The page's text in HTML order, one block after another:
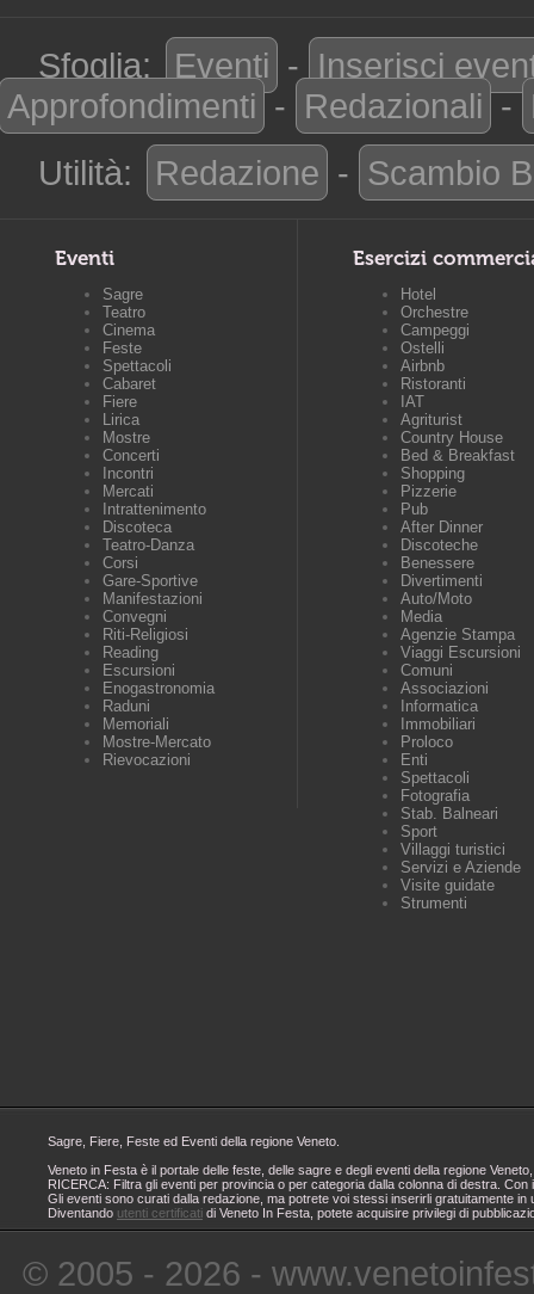
Sfoglia: Eventi - Inserisci
Approfondimenti - Redazionali -
Utilità:
Redazione - Scambio
Eventi
Sagre
Teatro
Cinema
Feste
Spettacoli
Cabaret
Fiere
Lirica
Mostre
Concerti
Incontri
Mercati
Intrattenimento
Discoteca
Teatro-Danza
Corsi
Gare-Sportive
Manifestazioni
Convegni
Riti-Religiosi
Reading
Escursioni
Enogastronomia
Raduni
Memoriali
Mostre-Mercato
Rievocazioni
Esercizi
Hotel
Orchestre
Campeggi
Ostelli
Airbnb
Ristoranti
IAT
Agriturist
Country House
Bed & Breakfast
Shopping
Pizzerie
Pub
After Dinner
Discoteche
Benessere
Divertimenti
Auto/Moto
Media
Agenzie Stampa
Viaggi Escursioni
Comuni
Associazioni
Informatica
Immobiliari
Proloco
Enti
Spettacoli
Fotografia
Stab. Balneari
Sport
Villaggi turistici
Servizi e Aziende
Visite guidate
Strumenti
Sagre, Fiere, Feste ed Eventi della regione Veneto.
Veneto in Festa è il portale delle feste, delle sagre e degli eventi della regione
RICERCA: Filtra gli eventi per provincia o per categoria dalla colonna di destra.
Gli eventi sono curati dalla redazione, ma potrete voi stessi inserirli gratuitamente
Diventando utenti certificati di Veneto In Festa, potete acquisire privilegi di
© 2005 - 2026 -